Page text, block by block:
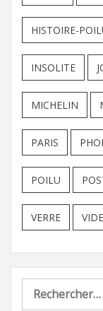
HISTOIRE-
INSOLITE
MICHELIN
PARIS
POILU
VERRE
Rechercher :